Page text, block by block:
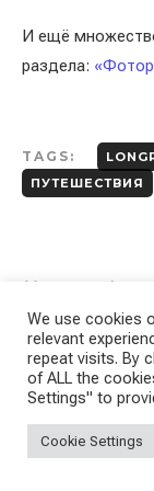
И ещё
раздела:
TAGS:
ПУТЕШЕСТВИЯ
Меня зовут
2017 году я
Мы с женой
хотел бы
Проект «Жизнь
жизни, быте в
We use cookies
relevant
repeat visits. By
of ALL the
Settings" to
Cookie Settings